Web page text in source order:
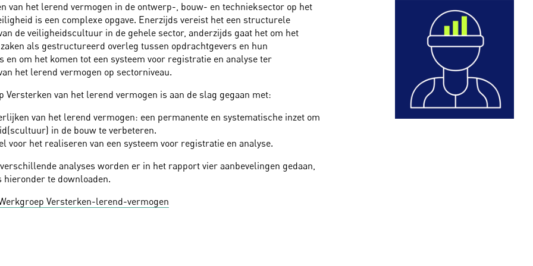
van het lerend vermogen in de ontwerp-, bouw- en technieksector op het
is een complexe opgave. Enerzijds vereist het een structurele
de veiligheidscultuur in de gehele sector, anderzijds gaat het om het
als gestructureerd overleg tussen opdrachtgevers en hun
en om het komen tot een systeem voor registratie en analyse ter
het lerend vermogen op sectorniveau.
Versterken van het lerend vermogen is aan de slag gegaan met:
van het lerend vermogen: een permanente en systematische inzet om
in de bouw te verbeteren.
voor het realiseren van een systeem voor registratie en analyse.
analyses worden er in het rapport vier aanbevelingen gedaan,
te downloaden.
Versterken-lerend-vermogen